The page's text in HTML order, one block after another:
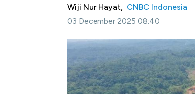
Wiji Nur Hayat, CNBC Indonesia
03 December 2025 08:40